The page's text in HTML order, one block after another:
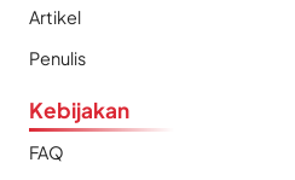
Artikel
Penulis
Kebijakan
FAQ